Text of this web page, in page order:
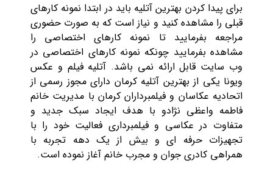
برای پیدا کردن بهترین آتلیه باید در ابتدا نمونه کارهای
قبلی را مشاهده کنید و نیاز است که به صورت حضوری
مراجعه بفرمایید تا نمونه کارهای اختصاصی را
مشاهده بفرمایید چونکه نمونه کارهای اختصاصی در
وب سایت قابل ارائه نمی باشد. آتلیه فیلم و عکس
ویونا یکی از بهترین آتلیه کرمان دارای مجوز رسمی از
اتحادیه عکاسان و فیلمبرداران کرمان با مدیریت خانم
فاطمه واعظی نژادو با هدف ایجاد سبک جدید و
متفاوت در عکاسی و فیلمبرداری فعالیت خود را با
تجهیزات حرفه ای و بیش از یک دهه تجربه با
همراهی کادری جوان و مجرب خانم آغاز نموده است.